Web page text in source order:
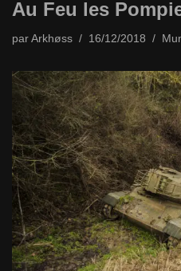
Au Feu les
par Arkhøss 16/12/2018